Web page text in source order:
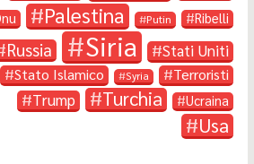
Palestina Putin Ribelli
Russia Siria Stati Uniti
Stato Islamico Syria Terroristi
Trump Turchia Ucraina
Usa